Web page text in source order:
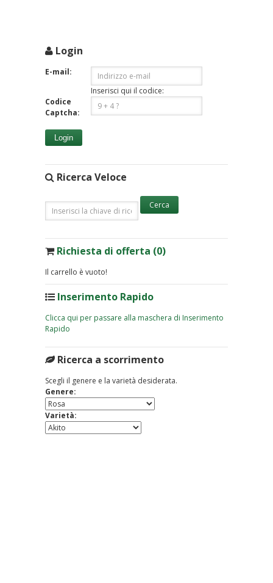
Login
E-mail:
Codice
Captcha:
Inserisci qui il codice:
Login
Ricerca Veloce
Richiesta di offerta (0)
Il carrello è vuoto!
Inserimento Rapido
Clicca qui per passare alla maschera di Inserimento
Rapido
Ricerca a scorrimento
Scegli il genere e la varietà desiderata.
Genere:
Varietà: